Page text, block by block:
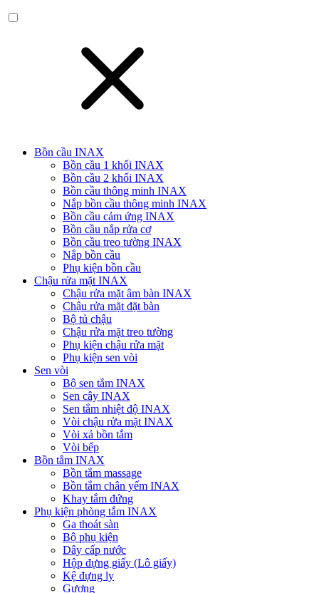
Bồn cầu INAX
Bồn cầu 1 khối INAX
Bồn cầu 2 khối INAX
Bồn cầu thông minh INAX
Nắp bồn cầu thông minh INAX
Bồn cầu cảm ứng INAX
Bồn cầu nắp rửa cơ
Bồn cầu treo tường INAX
Nắp bồn cầu
Phụ kiện bồn cầu
Chậu rửa mặt INAX
Chậu rửa mặt âm bàn INAX
Chậu rửa mặt đặt bàn
Bộ tủ chậu
Chậu rửa mặt treo tường
Phụ kiện chậu rửa mặt
Phụ kiện sen vòi
Sen vòi
Bộ sen tắm INAX
Sen cây INAX
Sen tắm nhiệt độ INAX
Vòi chậu rửa mặt INAX
Vòi xả bồn tắm
Vòi bếp
Bồn tắm INAX
Bồn tắm massage
Bồn tắm chân yếm INAX
Khay tắm đứng
Phụ kiện phòng tắm INAX
Ga thoát sàn
Bộ phụ kiện
Dây cấp nước
Hộp đựng giấy (Lô giấy)
Kệ đựng ly
Gương